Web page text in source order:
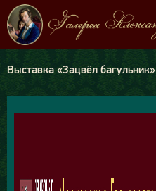
Выставка «Зацвёл багульник»